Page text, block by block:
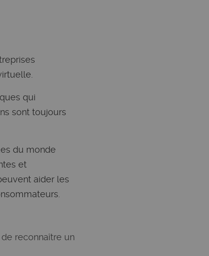
qui
sont toujours
du monde
et
aider les
reconnaître un